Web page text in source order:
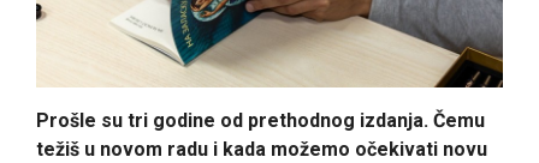
Prošle su tri godine od prethodnog izdanja. Čemu
težiš u novom radu i kada možemo očekivati novu